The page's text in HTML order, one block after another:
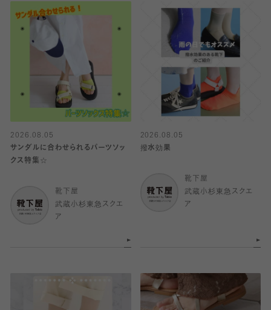
2026.08.05
サンダルに合わせられるパーツソッ
クス特集☆
靴下屋
武蔵小杉東急スクエ
ア
2026.08.05
撥水効果
靴下屋
武蔵小杉東急スクエ
ア